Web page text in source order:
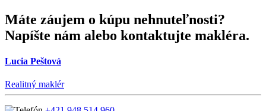
Máte záujem o kúpu nehnuteľnosti?
Napíšte nám alebo kontaktujte makléra.
Lucia Peštová
Realitný maklér